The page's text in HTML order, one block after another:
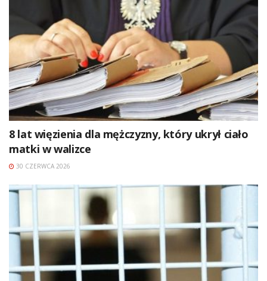
8 lat więzienia dla mężczyzny, który ukrył ciało
matki w walizce
30 CZERWCA 2026